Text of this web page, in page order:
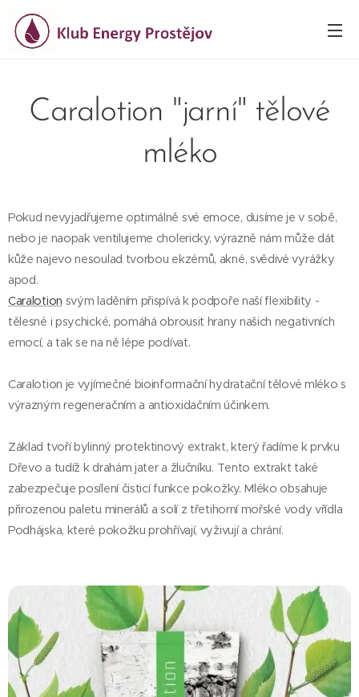
Caralotion "jarní" tělové
mléko
Pokud nevyjadřujeme optimálně své emoce, dusíme je v sobě,
nebo je naopak ventilujeme cholericky, výrazně nám může dát
kůže najevo nesoulad tvorbou ekzémů, akné, svědivé vyrážky
apod.
Caralotion svým laděním přispívá k podpoře naší flexibility -
tělesné i psychické, pomáhá obrousit hrany našich negativních
emocí, a tak se na ně lépe podívat.
Caralotion je vyjímečné bioinformační hydratační tělové mléko s
výrazným regeneračním a antioxidačním účinkem.
Základ tvoří bylinný protektinový extrakt, který řadíme k prvku
Dřevo a tudíž k drahám jater a žlučníku. Tento extrakt také
zabezpečuje posílení čisticí funkce pokožky. Mléko obsahuje
přirozenou paletu minerálů a solí z třetihorní mořské vody vřídla
Podhájska, které pokožku prohřívají, vyživují a chrání.